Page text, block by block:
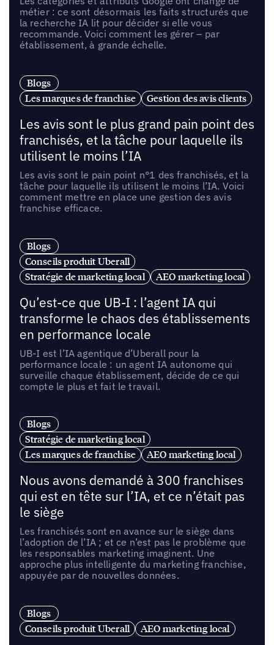
métier : ce sont désormais les faits structurés que
la recherche IA lit pour décider si elle vous
recommande. Voici comment les gérer – par
établissement, à grande échelle.
Blogs
Les marques de franchise
Gestion des avis clients
Les avis sont le plus grand pain point des
franchisés, et la tâche pour laquelle ils
utilisent le moins l’IA
Les avis sont le pain point n°1 des franchisés, et la
tâche pour laquelle ils utilisent le moins l’IA. Voici
comment mettre en place une gestion des avis
franchise efficace.
Blogs
Conseils produit Uberall
Stratégie de marketing local
AEO marketing local
Qu’est-ce que UB-I : l’agent IA qui
transforme le chaos des établissements
en performance locale
UB-I est l’IA agentique d’Uberall pour la
performance locale : un agent IA autonome qui
surveille chaque établissement, décide de ce qui
compte le plus et fait le travail.
Blogs
Stratégie de marketing local
Les marques de franchise
AEO marketing local
Nous avons demandé à 300 franchises
qui est en tête sur l’IA, et ce n’était pas
le siège
Les franchisés sont en avance sur le siège dans
l’adoption de l’IA ; et ce n’est pas le problème que
les responsables marketing imaginent. Une
approche plus intelligente du marketing franchise,
appuyée par de nouvelles données.
Blogs
Conseils produit Uberall
AEO marketing local